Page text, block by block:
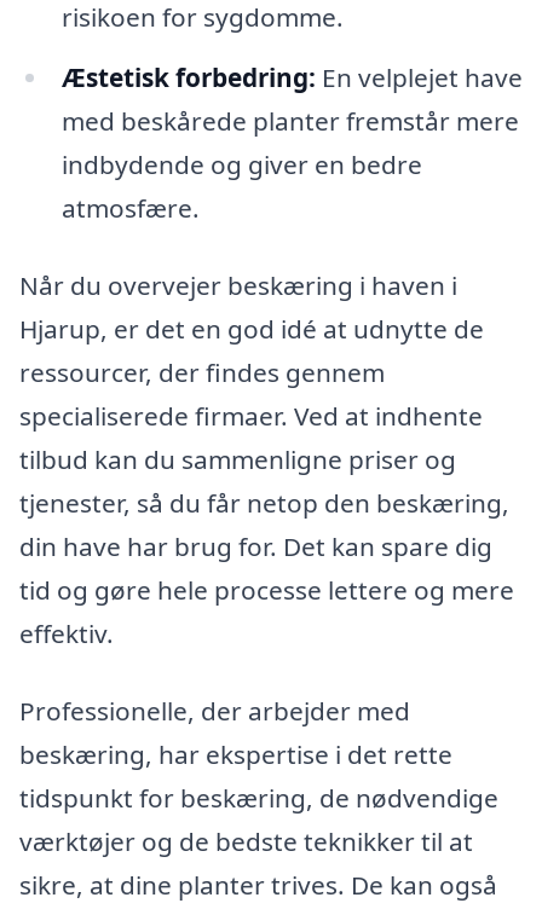
risikoen for sygdomme.
Æstetisk forbedring: En velplejet have
med beskårede planter fremstår mere
indbydende og giver en bedre
atmosfære.
Når du overvejer beskæring i haven i
Hjarup, er det en god idé at udnytte de
ressourcer, der findes gennem
specialiserede firmaer. Ved at indhente
tilbud kan du sammenligne priser og
tjenester, så du får netop den beskæring,
din have har brug for. Det kan spare dig
tid og gøre hele processe lettere og mere
effektiv.
Professionelle, der arbejder med
beskæring, har ekspertise i det rette
tidspunkt for beskæring, de nødvendige
værktøjer og de bedste teknikker til at
sikre, at dine planter trives. De kan også